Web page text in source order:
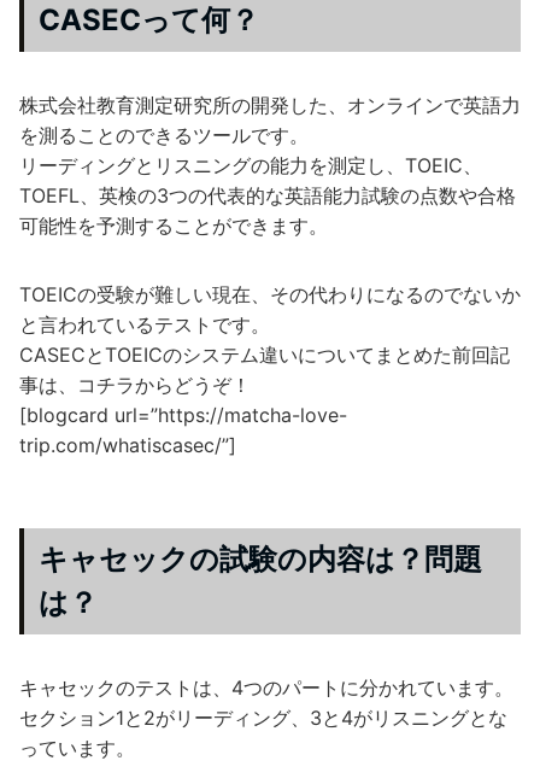
CASECって何？
株式会社教育測定研究所の開発した、オンラインで英語力
を測ることのできるツールです。
リーディングとリスニングの能力を測定し、TOEIC、
TOEFL、英検の3つの代表的な英語能力試験の点数や合格
可能性を予測することができます。
TOEICの受験が難しい現在、その代わりになるのでないか
と言われているテストです。
CASECとTOEICのシステム違いについてまとめた前回記
事は、コチラからどうぞ！
[blogcard url=”https://matcha-love-
trip.com/whatiscasec/”]
キャセックの試験の内容は？問題
は？
キャセックのテストは、4つのパートに分かれています。
セクション1と2がリーディング、3と4がリスニングとな
っています。